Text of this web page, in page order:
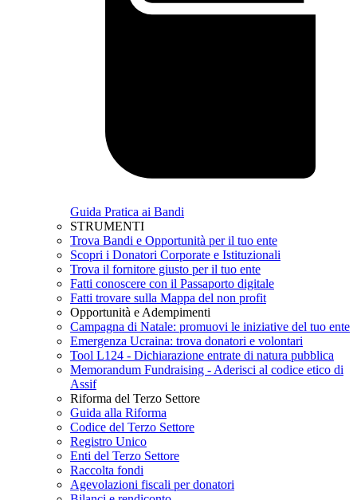
Guida Pratica ai Bandi
STRUMENTI
Trova Bandi e Opportunità per il tuo ente
Scopri i Donatori Corporate e Istituzionali
Trova il fornitore giusto per il tuo ente
Fatti conoscere con il Passaporto digitale
Fatti trovare sulla Mappa del non profit
Opportunità e Adempimenti
Campagna di Natale: promuovi le iniziative del tuo ente
Emergenza Ucraina: trova donatori e volontari
Tool L124 - Dichiarazione entrate di natura pubblica
Memorandum Fundraising - Aderisci al codice etico di
Assif
Riforma del Terzo Settore
Guida alla Riforma
Codice del Terzo Settore
Registro Unico
Enti del Terzo Settore
Raccolta fondi
Agevolazioni fiscali per donatori